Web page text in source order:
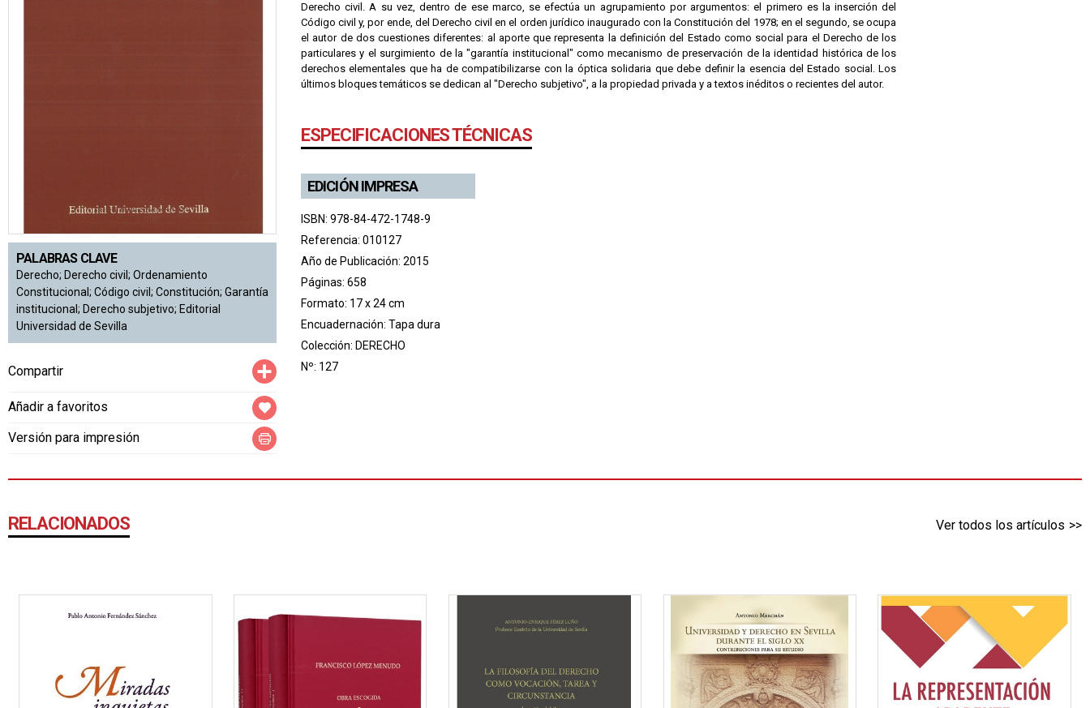
PALABRAS CLAVE
Derecho; Derecho civil; Ordenamiento
Constitucional; Código civil; Constitución; Garantía
institucional; Derecho subjetivo; Editorial
Universidad de Sevilla
Compartir Compartir
Añadir a favoritos
Versión para impresión
Derecho civil. A su vez, dentro de ese marco, se efectúa un agrupamiento por argumentos: el primero es la inserción del
Código civil y, por ende, del Derecho civil en el orden jurídico inaugurado con la Constitución del 1978; en el segundo, se ocupa
el autor de dos cuestiones diferentes: al aporte que representa la definición del Estado como social para el Derecho de los
particulares y el surgimiento de la "garantía institucional" como mecanismo de preservación de la identidad histórica de los
derechos elementales que ha de compatibilizarse con la óptica solidaria que debe definir la esencia del Estado social. Los
últimos bloques temáticos se dedican al "Derecho subjetivo", a la propiedad privada y a textos inéditos o recientes del autor.
ESPECIFICACIONES TÉCNICAS
EDICIÓN IMPRESA
ISBN: 978-84-472-1748-9
Referencia: 010127
Año de Publicación: 2015
Páginas: 658
Formato: 17 x 24 cm
Encuadernación: Tapa dura
Colección: DERECHO
Nº: 127
RELACIONADOS Ver todos los artículos